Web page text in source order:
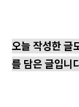
오늘 작성한 글
를 담은 글입니